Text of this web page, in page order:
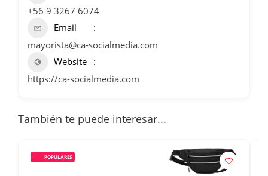
+56 9 3267 6074
Email
mayorista@ca-socialmedia.com
Website
https://ca-socialmedia.com
También te puede interesar...
POPULARES